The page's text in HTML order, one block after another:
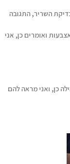
השריר, התגובה
ואומרים כן, אני
כן, ואני מראה להם